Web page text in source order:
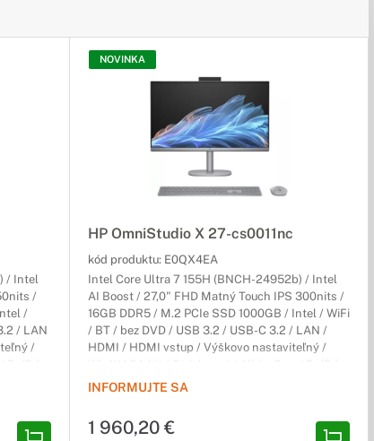
/ Intel
/
/
/ LAN
/
NOVINKA
HP OmniStudio X 27-cs0011nc
kód produktu: E0QX4EA
Intel Core Ultra 7 155H (BNCH-24952b) / Intel
AI Boost / 27,0" FHD Matný Touch IPS 300nits /
16GB DDR5 / M.2 PCIe SSD 1000GB / Intel / WiFi
/ BT / bez DVD / USB 3.2 / USB-C 3.2 / LAN /
HDMI / HDMI vstup / Výškovo nastaviteľný /
Carry-In
INFORMUJTE SA
1 960,20 €